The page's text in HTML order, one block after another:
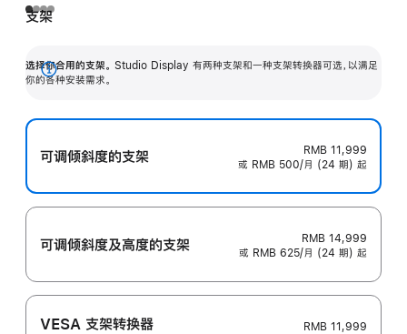
支架
选择你合用的支架。 Studio Display 有两种支架和一种支架转换器可选，以满足
你的各种安装需求。
展
可调倾斜度的支架
RMB 11,999
或 RMB 500/月 (24 期) 起
可调倾斜度及高‍度的支‍架
RMB 14,999
或 RMB 625/月 (24 期) 起
VESA 支架转换器
RMB 11,999